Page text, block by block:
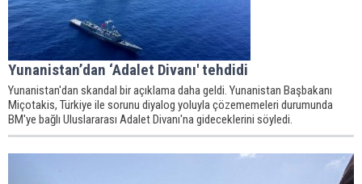
Yunanistan’dan ‘Adalet Divanı' tehdidi
Yunanistan'dan skandal bir açıklama daha geldi. Yunanistan Başbakanı
Miçotakis, Türkiye ile sorunu diyalog yoluyla çözememeleri durumunda
BM'ye bağlı Uluslararası Adalet Divanı'na gideceklerini söyledi.